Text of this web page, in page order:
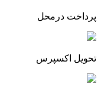
پرداخت درمحل
تحویل اکسپرس